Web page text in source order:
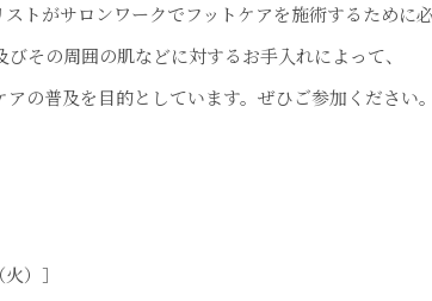
トがサロンワークでフットケアを施術するために
その周囲の肌などに対するお手入れによって、
の普及を目的としています。ぜひご参加ください。
）］